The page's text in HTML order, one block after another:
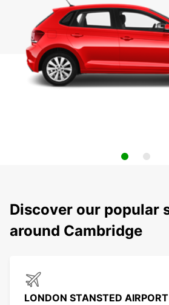
Discover our popular
around Cambridge
LONDON STANSTED AIRPORT